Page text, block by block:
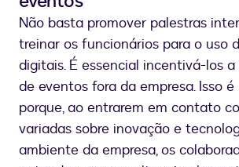
Não basta promover palestras
treinar os funcionários para o uso
digitais. É essencial incentivá-los
de eventos fora da empresa. Isso
porque, ao entrarem em contato
variadas sobre inovação e
ambiente da empresa, os